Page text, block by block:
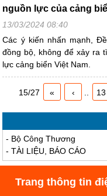
nguồn lực của cảng
13/03/2024 08:40
Các ý kiến nhấn mạnh,
đồng bộ, không để xảy ra
lực cảng biển Việt Nam.
15/27 « ‹ 13
- Bộ Công Thương
-TÀI LIỆU, BÁO CÁO
Trang thông tin